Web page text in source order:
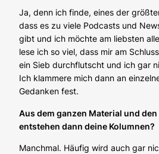
Ja, denn ich finde, eines der
dass es zu viele Podcasts und
gibt und ich möchte am liebsten
lese ich so viel, dass mir am
ein Sieb durchflutscht und ich gar
Ich klammere mich dann an
Gedanken fest.
Aus dem ganzen Material und
entstehen dann deine Kolumnen?
Manchmal. Häufig wird auch gar